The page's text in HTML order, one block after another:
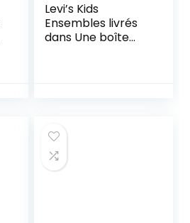
Levi’s Kids
Ensembles livrés
dans Une boîte